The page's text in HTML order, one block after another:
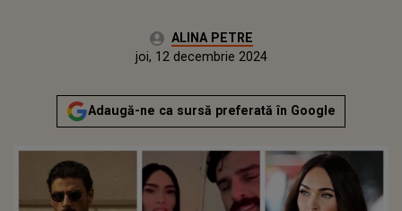
Autor:ALINA PETRE
joi, 12 decembrie 2024Actualizat:
joi, 12 decembrie 2024
Adaugă-ne ca sursă preferată în Google